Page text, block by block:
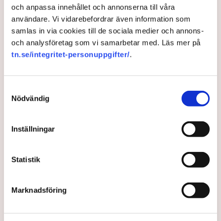
och anpassa innehållet och annonserna till våra
användare. Vi vidarebefordrar även information som
samlas in via cookies till de sociala medier och annons-
och analysföretag som vi samarbetar med. Läs mer på
tn.se/integritet-personuppgifter/.
Nödvändig
Inställningar
Statistik
Marknadsföring
hon fick prova på att vara snickare som det
lossnade. ”Jag kände direkt att här skulle jag trivas”,
säger hon.
3 years ago | Av: Anders Carlsson
Här är ungdomarna som
vann gymnasie-SM